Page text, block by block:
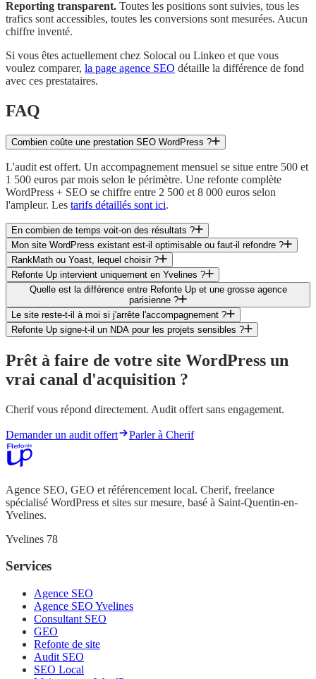
Reporting transparent. Toutes les positions sont suivies, tous les
trafics sont accessibles, toutes les conversions sont mesurées. Aucun
chiffre inventé.
Si vous êtes actuellement chez Solocal ou Linkeo et que vous
voulez comparer, la page agence SEO détaille la différence de fond
avec ces prestataires.
FAQ
Combien coûte une prestation SEO WordPress ?
L'audit est offert. Un accompagnement mensuel se situe entre 500 et
1 500 euros par mois selon le périmètre. Une refonte complète
WordPress + SEO se chiffre entre 2 500 et 8 000 euros selon
l'ampleur. Les tarifs détaillés sont ici.
En combien de temps voit-on des résultats ?
Mon site WordPress existant est-il optimisable ou faut-il refondre ?
RankMath ou Yoast, lequel choisir ?
Refonte Up intervient uniquement en Yvelines ?
Quelle est la différence entre Refonte Up et une grosse agence
parisienne ?
Le site reste-t-il à moi si j'arrête l'accompagnement ?
Refonte Up signe-t-il un NDA pour les projets sensibles ?
Prêt à faire de votre site WordPress un
vrai canal d'acquisition ?
Cherif vous répond directement. Audit offert sans engagement.
Demander un audit offert Parler à Cherif
Agence SEO, GEO et référencement local. Cherif, freelance
spécialisé WordPress et sites sur mesure, basé à Saint-Quentin-en-
Yvelines.
Yvelines 78
Services
Agence SEO
Agence SEO Yvelines
Consultant SEO
GEO
Refonte de site
Audit SEO
SEO Local